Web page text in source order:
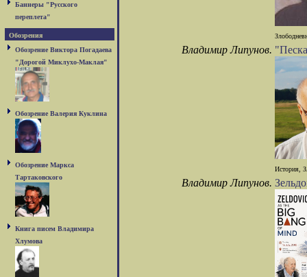
Баннеры "Русского
переплета"
Обозрения
Обозрение Виктора Погадаева
"Дорогой Миклухо-Маклая"
Обозрение Валерия Куклина
Обозрение Маркса
Тартаковского
Книга писем Владимира
Хлумова
Владимир Липунов.
История,
Владимир Липунов.